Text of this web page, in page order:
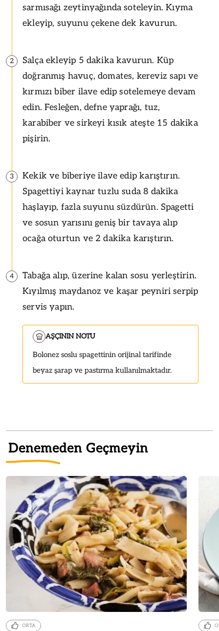
sarmısağı zeytinyağında soteleyin. Kıyma
ekleyip, suyunu çekene dek kavurun.
2
Salça ekleyip 5 dakika kavurun. Küp
doğranmış havuç, domates, kereviz sapı ve
kırmızı biber ilave edip sotelemeye devam
edin. Fesleğen, defne yaprağı, tuz,
karabiber ve sirkeyi kısık ateşte 15 dakika
pişirin.
3
Kekik ve biberiye ilave edip karıştırın.
Spagettiyi kaynar tuzlu suda 8 dakika
haşlayıp, fazla suyunu süzdürün. Spagetti
ve sosun yarısını geniş bir tavaya alıp
ocağa oturtun ve 2 dakika karıştırın.
4
Tabağa alıp, üzerine kalan sosu yerleştirin.
Kıyılmış maydanoz ve kaşar peyniri serpip
servis yapın.
AŞÇININ NOTU
Bolonez soslu spagettinin orijinal tarifinde
beyaz şarap ve pastırma kullanılmaktadır.
Denemeden Geçmeyin
ORTA